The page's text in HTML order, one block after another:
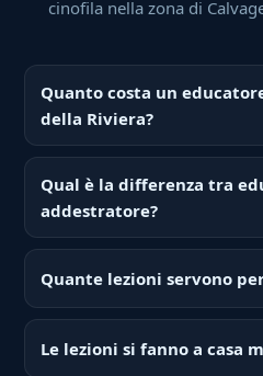
cinofila nella zona di
Quanto costa un
della Riviera?
Qual è la differenza tra
addestratore?
Quante lezioni servono
Le lezioni si fanno a casa